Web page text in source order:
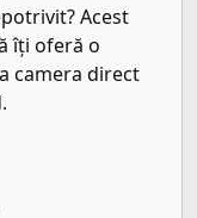
Acest
îți oferă o
camera direct